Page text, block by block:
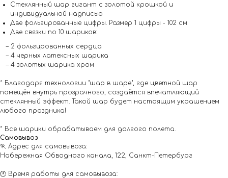
Стеклянный шар гигант с золотой крошкой и
индивидуальной надписью
Две фольгированные цифры. Размер 1 цифры - 102 см
Две связки по 10 шариков:
– 2 фольгированных сердца
– 4 черных латексных шарика
– 4 золотых шарика хром
* Благодаря технологии "шар в шаре", где цветной шар
помещён внутрь прозрачного, создаётся впечатляющий
стеклянный эффект. Такой шар будет настоящим украшением
любого праздника!
* Все шарики обрабатываем для долгого полета.
Самовывоз
🏃 Адрес для самовывоза:
Набережная Обводного канала, 122, Санкт-Петербург
🕐 Время работы для самовывоза: